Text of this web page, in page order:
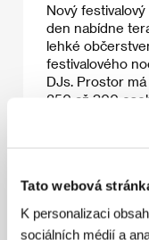
Tato webová
K personalizaci
sociálních médií a
Nový festivalový
den nabídne
lehké
festivalového
DJs. Prostor má
250 až 300
bezhotovostní